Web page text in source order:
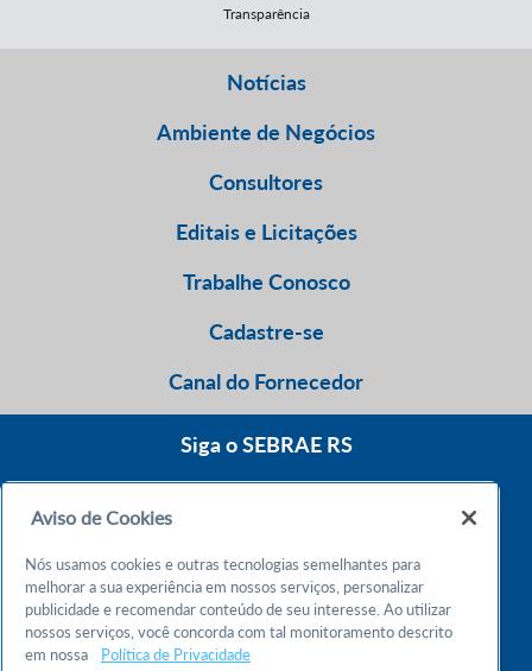
Transparência
Notícias
Ambiente de Negócios
Consultores
Editais e Licitações
Trabalhe Conosco
Cadastre-se
Canal do Fornecedor
Siga o SEBRAE RS
Atendimento 24h
Chame no WhatsApp
Aviso de Cookies
Nós usamos cookies e outras tecnologias semelhantes para
melhorar a sua experiência em nossos serviços, personalizar
publicidade e recomendar conteúdo de seu interesse. Ao utilizar
nossos serviços, você concorda com tal monitoramento descrito
em nossa
Política de Privacidade